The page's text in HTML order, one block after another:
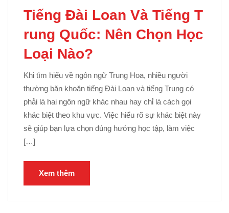
Tiếng Đài Loan Và Tiếng T
rung Quốc: Nên Chọn Học
Loại Nào?
Khi tìm hiểu về ngôn ngữ Trung Hoa, nhiều người
thường băn khoăn tiếng Đài Loan và tiếng Trung có
phải là hai ngôn ngữ khác nhau hay chỉ là cách gọi
khác biệt theo khu vực. Việc hiểu rõ sự khác biệt này
sẽ giúp bạn lựa chọn đúng hướng học tập, làm việc
[…]
Xem thêm